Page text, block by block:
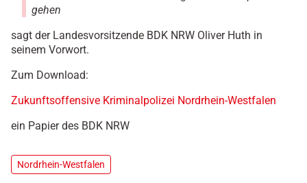
gehen
sagt der Landesvorsitzende BDK NRW Oliver Huth in
seinem Vorwort.
Zum Download:
Zukunftsoffensive Kriminalpolizei Nordrhein-Westfalen
ein Papier des BDK NRW
Nordrhein-Westfalen